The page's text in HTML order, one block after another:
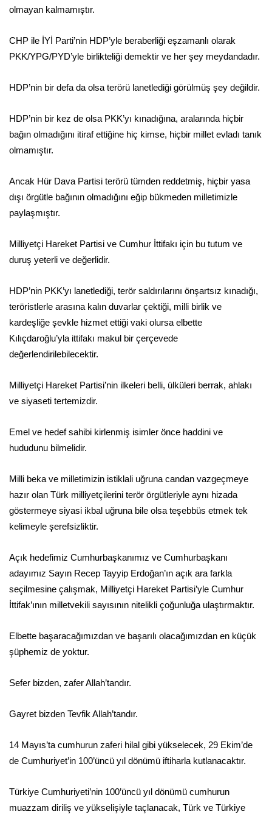
olmayan kalmamıştır.
CHP ile İYİ Parti’nin HDP’yle beraberliği eşzamanlı olarak
PKK/YPG/PYD’yle birlikteliği demektir ve her şey meydandadır.
HDP’nin bir defa da olsa terörü lanetlediği görülmüş şey değildir.
HDP’nin bir kez de olsa PKK’yı kınadığına, aralarında hiçbir
bağın olmadığını itiraf ettiğine hiç kimse, hiçbir millet evladı tanık
olmamıştır.
Ancak Hür Dava Partisi terörü tümden reddetmiş, hiçbir yasa
dışı örgütle bağının olmadığını eğip bükmeden milletimizle
paylaşmıştır.
Milliyetçi Hareket Partisi ve Cumhur İttifakı için bu tutum ve
duruş yeterli ve değerlidir.
HDP’nin PKK’yı lanetlediği, terör saldırılarını önşartsız kınadığı,
teröristlerle arasına kalın duvarlar çektiği, milli birlik ve
kardeşliğe şevkle hizmet ettiği vaki olursa elbette
Kılıçdaroğlu’yla ittifakı makul bir çerçevede
değerlendirilebilecektir.
Milliyetçi Hareket Partisi’nin ilkeleri belli, ülküleri berrak, ahlakı
ve siyaseti tertemizdir.
Emel ve hedef sahibi kirlenmiş isimler önce haddini ve
hududunu bilmelidir.
Milli beka ve milletimizin istiklali uğruna candan vazgeçmeye
hazır olan Türk milliyetçilerini terör örgütleriyle aynı hizada
göstermeye siyasi ikbal uğruna bile olsa teşebbüs etmek tek
kelimeyle şerefsizliktir.
Açık hedefimiz Cumhurbaşkanımız ve Cumhurbaşkanı
adayımız Sayın Recep Tayyip Erdoğan’ın açık ara farkla
seçilmesine çalışmak, Milliyetçi Hareket Partisi’yle Cumhur
İttifak’ının milletvekili sayısının nitelikli çoğunluğa ulaştırmaktır.
Elbette başaracağımızdan ve başarılı olacağımızdan en küçük
şüphemiz de yoktur.
Sefer bizden, zafer Allah’tandır.
Gayret bizden Tevfik Allah’tandır.
14 Mayıs’ta cumhurun zaferi hilal gibi yükselecek, 29 Ekim’de
de Cumhuriyet’in 100’üncü yıl dönümü iftiharla kutlanacaktır.
Türkiye Cumhuriyeti’nin 100’üncü yıl dönümü cumhurun
muazzam diriliş ve yükselişiyle taçlanacak, Türk ve Türkiye